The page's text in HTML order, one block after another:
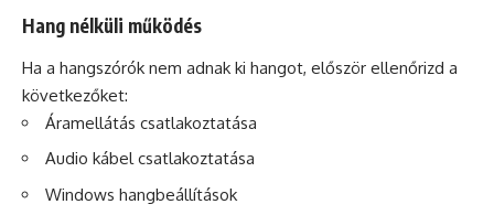
Hang nélküli működés
Ha a hangszórók nem adnak ki hangot, először ellenőrizd a
következőket:
Áramellátás csatlakoztatása
Audio kábel csatlakoztatása
Windows hangbeállítások